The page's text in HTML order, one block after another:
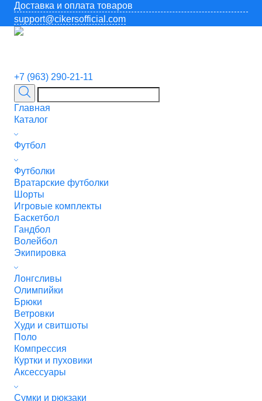
Доставка и оплата товаров
support@cikersofficial.com
+7 (963) 290-21-11
Главная
Каталог
Футбол
Футболки
Вратарские футболки
Шорты
Игровые комплекты
Баскетбол
Гандбол
Волейбол
Экипировка
Лонгсливы
Олимпийки
Брюки
Ветровки
Худи и свитшоты
Поло
Компрессия
Куртки и пуховики
Аксессуары
Сумки и рюкзаки